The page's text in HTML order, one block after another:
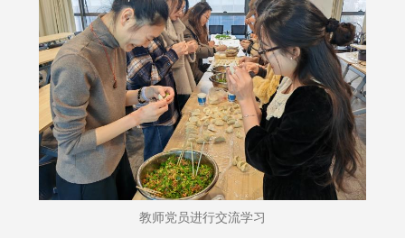
教师党员进行交流学习